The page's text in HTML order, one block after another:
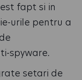
fapt si in
urile pentru a
spyware.
setari de